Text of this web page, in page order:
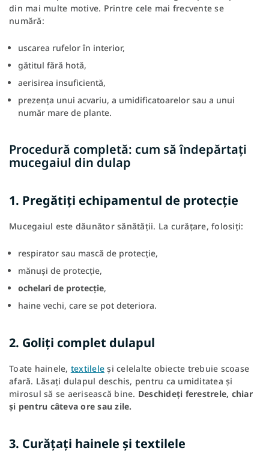
din mai multe motive. Printre cele mai frecvente se
numără:
uscarea rufelor în interior,
gătitul fără hotă,
aerisirea insuficientă,
prezența unui acvariu, a umidificatoarelor sau a unui
număr mare de plante.
Procedură completă: cum să îndepărtați
mucegaiul din dulap
1. Pregătiți echipamentul de protecție
Mucegaiul este dăunător sănătății. La curățare, folosiți:
respirator sau mască de protecție,
mănuși de protecție,
ochelari de protecție,
haine vechi, care se pot deteriora.
2. Goliți complet dulapul
Toate hainele, textilele și celelalte obiecte trebuie scoase
afară. Lăsați dulapul deschis, pentru ca umiditatea și
mirosul să se aerisească bine. Deschideți ferestrele, chiar
și pentru câteva ore sau zile.
3. Curățați hainele și textilele